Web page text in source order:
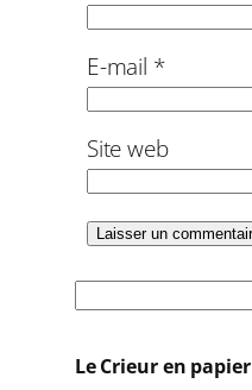
E-mail *
Site web
c
h
Le Crieur en papier